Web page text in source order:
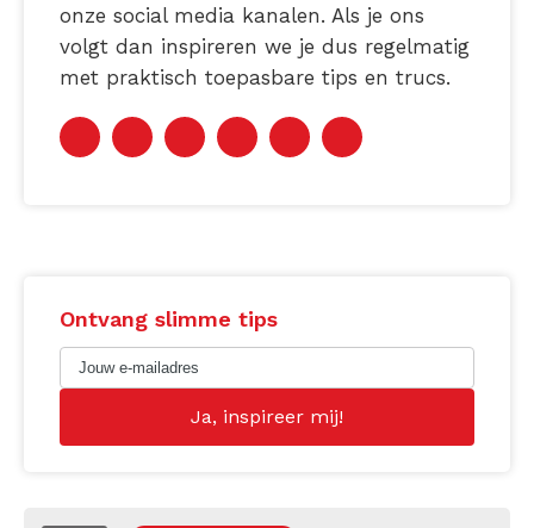
onze social media kanalen. Als je ons
volgt dan inspireren we je dus regelmatig
met praktisch toepasbare tips en trucs.
Ontvang slimme tips